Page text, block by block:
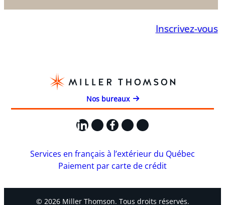
Inscrivez-vous
Nos bureaux
LinkedIn
X Facebook
Instagram
YouTube
Services en français à l’extérieur du Québec
Paiement par carte de crédit
© 2026 Miller Thomson. Tous droits réservés.